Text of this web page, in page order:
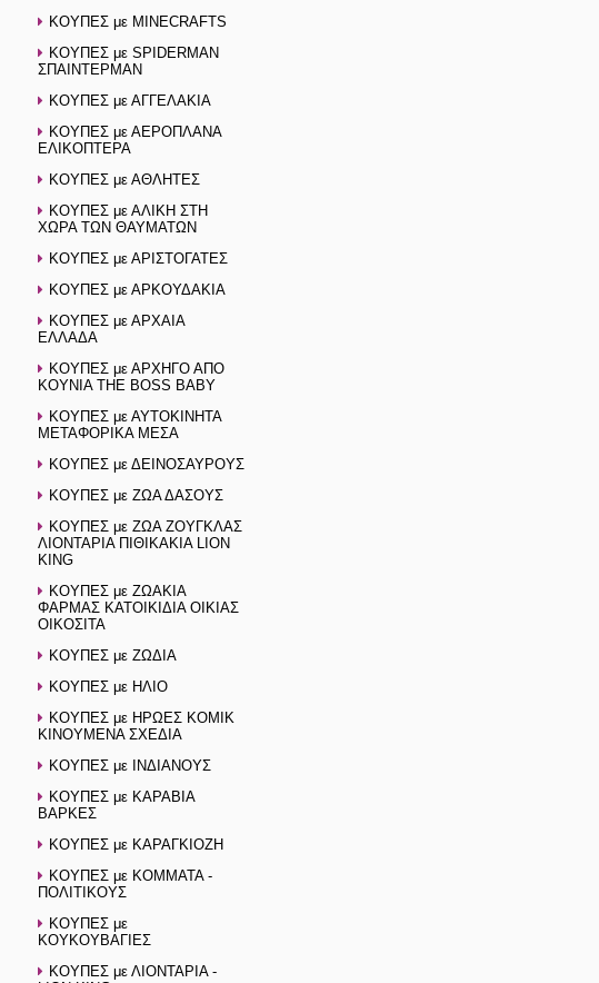
ΚΟΥΠΕΣ με MINECRAFTS
ΚΟΥΠΕΣ με SPIDERMAN
ΣΠΑΙΝΤΕΡΜΑΝ
ΚΟΥΠΕΣ με ΑΓΓΕΛΑΚΙΑ
ΚΟΥΠΕΣ με ΑΕΡΟΠΛΑΝΑ
ΕΛΙΚΟΠΤΕΡΑ
ΚΟΥΠΕΣ με ΑΘΛΗΤΕΣ
ΚΟΥΠΕΣ με ΑΛΙΚΗ ΣΤΗ
ΧΩΡΑ ΤΩΝ ΘΑΥΜΑΤΩΝ
ΚΟΥΠΕΣ με ΑΡΙΣΤΟΓΑΤΕΣ
ΚΟΥΠΕΣ με ΑΡΚΟΥΔΑΚΙΑ
ΚΟΥΠΕΣ με ΑΡΧΑΙΑ
ΕΛΛΑΔΑ
ΚΟΥΠΕΣ με ΑΡΧΗΓΟ ΑΠΟ
ΚΟΥΝΙΑ THE BOSS BABY
ΚΟΥΠΕΣ με ΑΥΤΟΚΙΝΗΤΑ
ΜΕΤΑΦΟΡΙΚΑ ΜΕΣΑ
ΚΟΥΠΕΣ με ΔΕΙΝΟΣΑΥΡΟΥΣ
ΚΟΥΠΕΣ με ΖΩΑ ΔΑΣΟΥΣ
ΚΟΥΠΕΣ με ΖΩΑ ΖΟΥΓΚΛΑΣ
ΛΙΟΝΤΑΡΙΑ ΠΙΘΙΚΑΚΙΑ LION
KING
ΚΟΥΠΕΣ με ΖΩΑΚΙΑ
ΦΑΡΜΑΣ ΚΑΤΟΙΚΙΔΙΑ ΟΙΚΙΑΣ
ΟΙΚΟΣΙΤΑ
ΚΟΥΠΕΣ με ΖΩΔΙΑ
ΚΟΥΠΕΣ με ΗΛΙΟ
ΚΟΥΠΕΣ με ΗΡΩΕΣ ΚΟΜΙΚ
ΚΙΝΟΥΜΕΝΑ ΣΧΕΔΙΑ
ΚΟΥΠΕΣ με ΙΝΔΙΑΝΟΥΣ
ΚΟΥΠΕΣ με ΚΑΡΑΒΙΑ
ΒΑΡΚΕΣ
ΚΟΥΠΕΣ με ΚΑΡΑΓΚΙΟΖΗ
ΚΟΥΠΕΣ με ΚΟΜΜΑΤΑ -
ΠΟΛΙΤΙΚΟΥΣ
ΚΟΥΠΕΣ με
ΚΟΥΚΟΥΒΑΓΙΕΣ
ΚΟΥΠΕΣ με ΛΙΟΝΤΑΡΙΑ -